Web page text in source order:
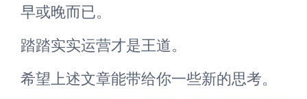
早或晚而已。
踏踏实实运营才是王道。
希望上述文章能带给你一些新的思考。